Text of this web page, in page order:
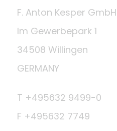
F. Anton Kesper GmbH
Im Gewerbepark 1
34508 Willingen
GERMANY
T +495632 9499-0
F +495632 7749